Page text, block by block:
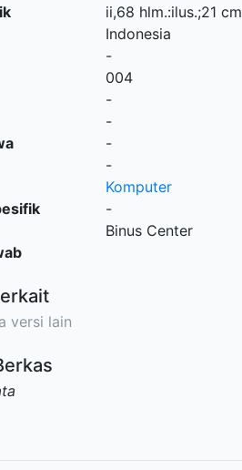
ii,68 hlm.:ilus.;21 cm
Indonesia
-
004
-
-
-
-
Komputer
-
Binus Center
versi lain